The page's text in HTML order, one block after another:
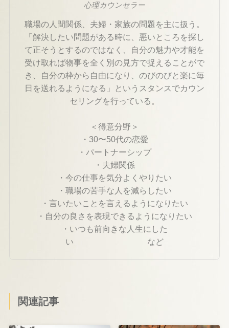
心理カウンセラー
職場の人間関係、夫婦・家族の問題を主に扱う。
「解決したい問題がある時に、悪いところを探し
て正そうとするのではなく、自分の魅力や才能を
受け取れば物事を全く別の見方で捉えることがで
き、自分の枠から自由になり、のびのびと楽に毎
日を送れるようになる」というスタンスでカウン
セリングを行っている。
＜得意分野＞
・30〜50代の恋愛
・パートナーシップ
・夫婦関係
・今の仕事を気分よくやりたい
・職場の苦手な人を減らしたい
・言いたいことを言えるようになりたい
・自分の良さを表現できるようになりたい
・いつも前向きな人生にした
い など
関連記事